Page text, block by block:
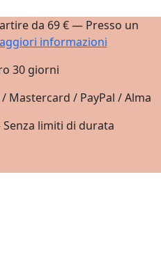
da 69 € — Presso un
informazioni
30 giorni
Mastercard / PayPal / Alma
limiti di durata